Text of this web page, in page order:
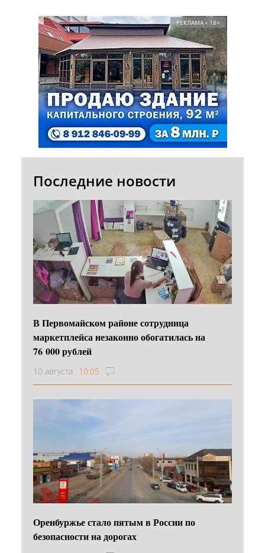
РЕКЛАМА • 18+
Последние новости
В Первомайском районе сотрудница
маркетплейса незаконно обогатилась на
76 000 рублей
10 августа 10:05
Оренбуржье стало пятым в России по
безопасности на дорогах